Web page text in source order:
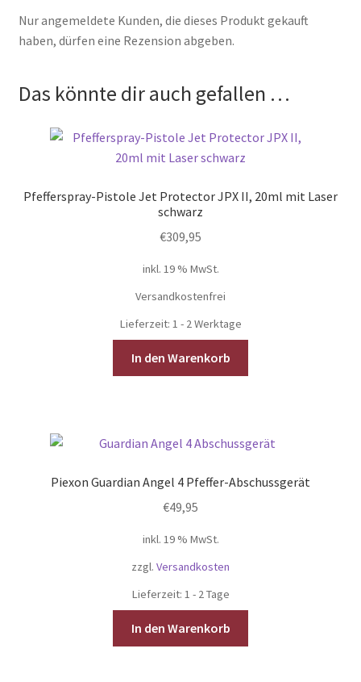
Nur angemeldete Kunden, die dieses Produkt gekauft
haben, dürfen eine Rezension abgeben.
Das könnte dir auch gefallen …
Pfefferspray-Pistole Jet Protector JPX II, 20ml mit Laser
schwarz
€309,95
inkl. 19 % MwSt.
Versandkostenfrei
Lieferzeit: 1 - 2 Werktage
In den Warenkorb
Piexon Guardian Angel 4 Pfeffer-Abschussgerät
€49,95
inkl. 19 % MwSt.
zzgl. Versandkosten
Lieferzeit: 1 - 2 Tage
In den Warenkorb